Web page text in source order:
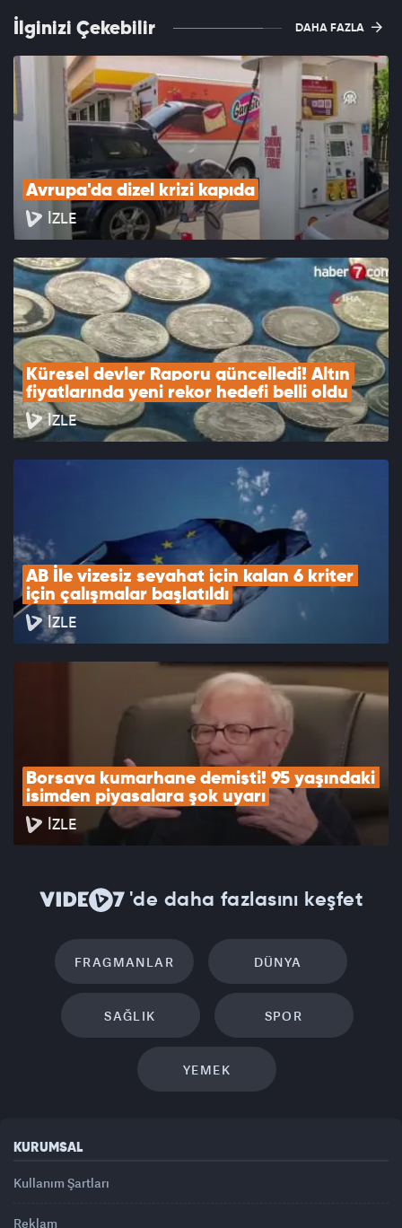
İlginizi Çekebilir DAHA FAZLA
Avrupa'da dizel krizi kapıda
İZLE
Küresel devler Raporu güncelledi! Altın
fiyatlarında yeni rekor hedefi belli oldu
İZLE
AB İle vizesiz seyahat için kalan 6 kriter
için çalışmalar başlatıldı
İZLE
Borsaya kumarhane demişti! 95 yaşındaki
isimden piyasalara şok uyarı
İZLE
'de daha fazlasını keşfet
FRAGMANLAR DÜNYA
SAĞLIK SPOR
YEMEK
KURUMSAL
Kullanım Şartları
Reklam